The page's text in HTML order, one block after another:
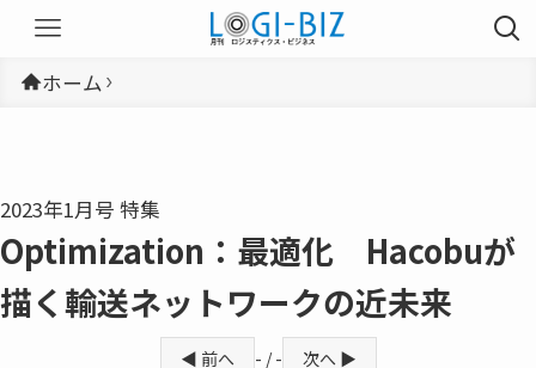
ホーム
2023年1月号 特集
Optimization：最適化 Hacobuが
描く輸送ネットワークの近未来
◀ 前へ - / - 次へ ▶